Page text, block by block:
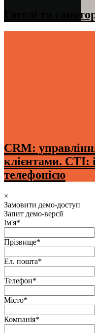
Готелі та
CRM:
клієнтами. CTI:
телефонією
×
Замовити демо-доступ
Запит демо-версії
Ім'я*
Прізвище*
Ел. пошта*
Телефон*
Місто*
Компанія*